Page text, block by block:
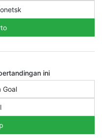
ini
Goal